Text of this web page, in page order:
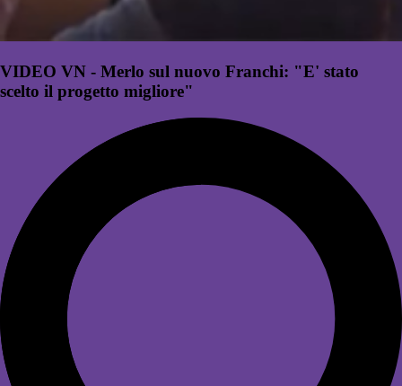
VIDEO VN - Merlo sul nuovo Franchi: "E' stato
scelto il progetto migliore"